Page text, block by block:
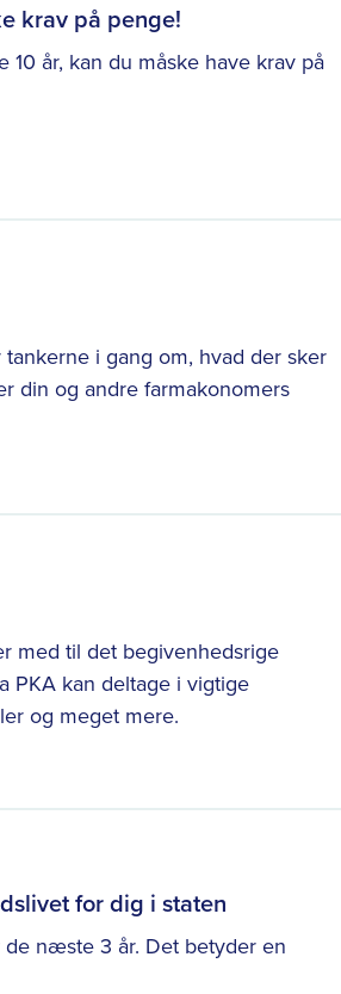
krav på penge!
år, kan du måske have krav på
i gang om, hvad der sker
din og andre farmakonomers
med til det begivenhedsrige
PKA kan deltage i vigtige
og meget mere.
for dig i staten
de næste 3 år. Det betyder en